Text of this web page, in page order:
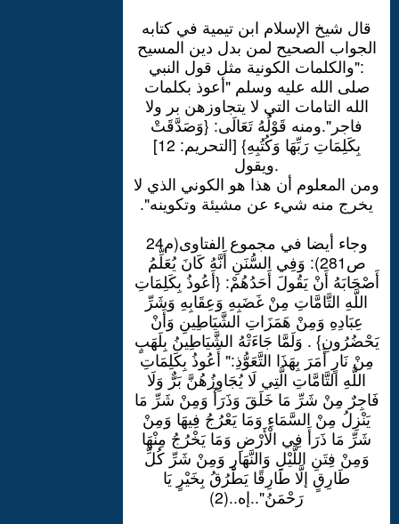
قال شيخ الإسلام ابن تيمية في كتابه
الجواب الصحيح لمن بدل دين المسيح
:"والكلمات الكونية مثل قول النبي
صلى الله عليه وسلم "أعوذ بكلمات
الله التامات التي لا يتجاوزهن بر ولا
فاجر".ومنه قَوْلُهُ تَعَالَى: {وَصَدَّقَتْ
بِكَلِمَاتِ رَبِّهَا وَكُتُبِهِ} [التحريم: 12]
.ويقول
ومن المعلوم أن هذا هو الكوني الذي لا
يخرج منه شيء عن مشيئة وتكوينه".
وجاء أيضا في مجموع الفتاوى(م24
ص281): وَفِي السُّنَنِ أَنَّهُ كَانَ يُعَلِّمُ
أَصْحَابَهُ أَنْ يَقُولَ أَحَدُهُمْ: {أَعُوذُ بِكَلِمَاتِ
اللَّهِ التَّامَّاتِ مِنْ غَضَبِهِ وَعِقَابِهِ وَشَرِّ
عِبَادِهِ وَمِنْ هَمَزَاتِ الشَّيَاطِينِ وَأَنْ
يَحْضُرُونِ} . وَلَمَّا جَاءَتْهُ الشَّيَاطِينُ بِلَهَبٍ
مِنْ نَارٍ أَمَرَ بِهَذَا التَّعَوُّذِ:" أَعُوذُ بِكَلِمَاتِ
اللَّهِ التَّامَّاتِ الَّتِي لَا يُجَاوِزُهُنَّ بَرٌّ وَلَا
فَاجِرٌ مِنْ شَرِّ مَا خَلَقَ وَذَرَأَ وَمِنْ شَرِّ مَا
يَنْزِلُ مِنْ السَّمَاءِ وَمَا يَعْرُجُ فِيهَا وَمِنْ
شَرِّ مَا ذَرَأَ فِي الْأَرْضِ وَمَا يَخْرُجُ مِنْهَا
وَمِنْ فِتَنِ اللَّيْلِ وَالنَّهَارِ وَمِنْ شَرِّ كُلِّ
طَارِقٍ إلَّا طَارِقًا يَطْرُقُ بِخَيْرٍ يَا
رَحْمَنُ"..إه..(2)